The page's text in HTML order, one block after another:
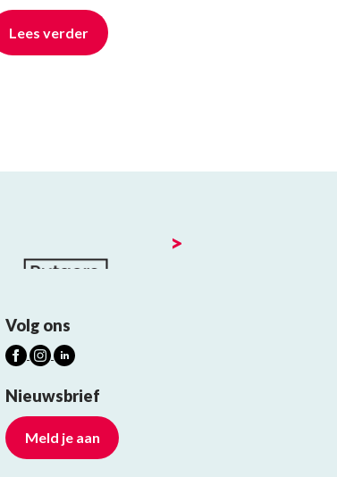
Lees verder
>
Volg ons
Nieuwsbrief
Meld je aan